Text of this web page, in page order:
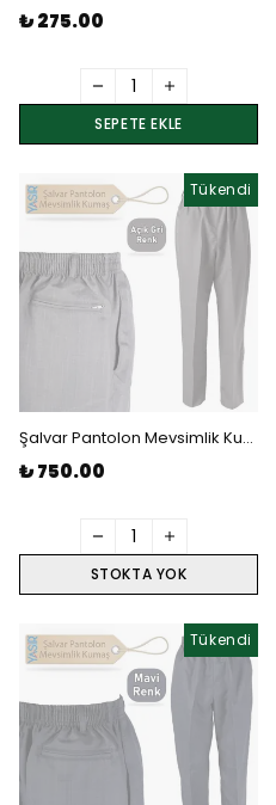
₺ 275.00
SEPETE EKLE
Tükendi
Şalvar Pantolon Mevsimlik Kumaş - Açık Gri 2 Numara Beden
₺ 750.00
STOKTA YOK
Tükendi